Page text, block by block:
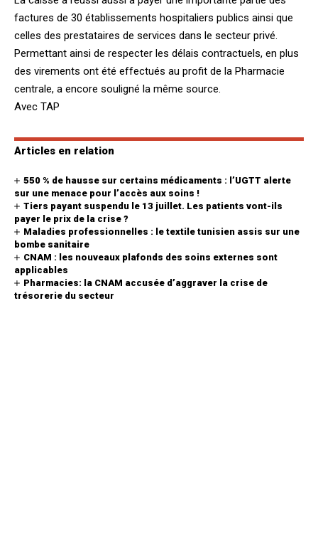
factures de 30 établissements hospitaliers publics ainsi que
celles des prestataires de services dans le secteur privé.
Permettant ainsi de respecter les délais contractuels, en plus
des virements ont été effectués au profit de la Pharmacie
centrale, a encore souligné la même source.
Avec TAP
Articles en relation
550 % de hausse sur certains médicaments : l’UGTT alerte
sur une menace pour l’accès aux soins !
Tiers payant suspendu le 13 juillet. Les patients vont-ils
payer le prix de la crise ?
Maladies professionnelles : le textile tunisien assis sur une
bombe sanitaire
CNAM : les nouveaux plafonds des soins externes sont
applicables
Pharmacies: la CNAM accusée d’aggraver la crise de
trésorerie du secteur